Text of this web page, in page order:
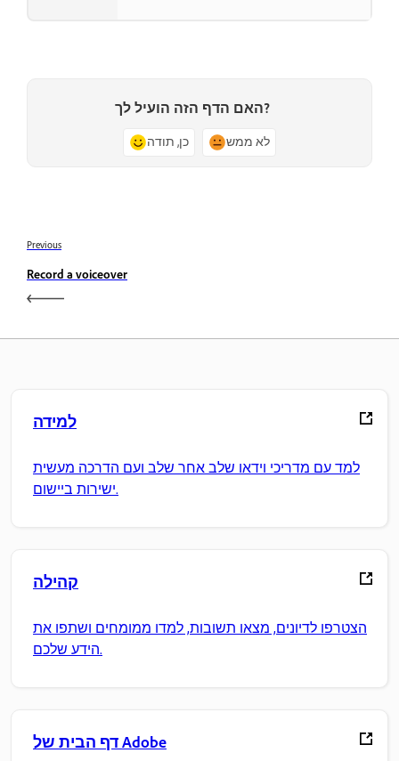
האם הדף הזה הועיל לך?
כן, תודה לא ממש
Previous
Record a voiceover
למידה
למד עם מדריכי וידאו שלב אחר שלב ועם הדרכה מעשית
ישירות ביישום.
קהילה
הצטרפו לדיונים, מצאו תשובות, למדו ממומחים ושתפו את
הידע שלכם.
דף הבית של Adobe